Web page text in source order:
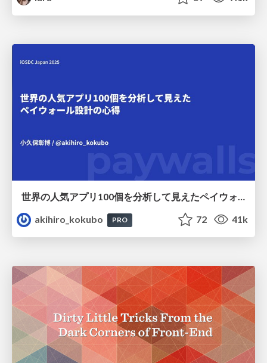
世界の人気アプリ100個を分析して見えたペイウォール設計の心得
akihiro_kokubo
PRO 72 41k